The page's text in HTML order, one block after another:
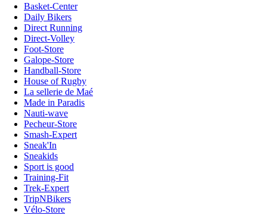
Basket-Center
Daily Bikers
Direct Running
Direct-Volley
Foot-Store
Galope-Store
Handball-Store
House of Rugby
La sellerie de Maé
Made in Paradis
Nauti-wave
Pecheur-Store
Smash-Expert
Sneak'In
Sneakids
Sport is good
Training-Fit
Trek-Expert
TripNBikers
Vélo-Store